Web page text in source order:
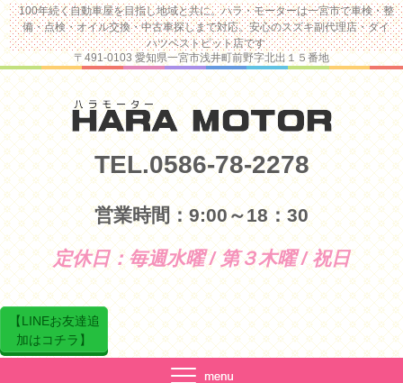
100年続く自動車屋を目指し地域と共に。ハラ・モーターは一宮市で車検・整
備・点検・オイル交換・中古車探しまで対応。安心のスズキ副代理店・ダイ
ハツベストピット店です
TEL.0586-78-2278
営業時間：9:00～18：30
定休日：毎週水曜 / 第３木曜 / 祝日
〒491-0103 愛知県一宮市浅井町前野字北出１５番地
【LINEお友達追
加はコチラ】